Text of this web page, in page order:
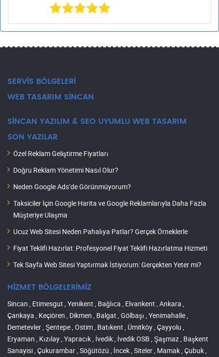
SERVİS BÖLGELERİ
WEB TASARIM SİNCAN
SİNCAN YAZILIM & SEO UYUMLU WEB TASARIM
SON YAZILAR
Özel Reklam Geliştirme Fiyatları
Doğru Reklam Yönetimi Nasıl Olur?
Neden Google Ads’de Görünmüyorum?
Taksiciler İçin Google Harita ve Google Reklamlarıyla Daha Fazla
Müşteriye Ulaşma
Ucuz Web Sitesi Neden Pahalıya Patlar? Gerçek Örneklerle
Fiyat Teklifi Hazırlat: Profesyonel Fiyat Teklifi Hazırlatma Hizmeti
Tek Sayfa Web Sitesi Yaptırmak İstiyorum: Gerçekten Yeter mi?
HİZMET BÖLGELERİMİZ
Sincan , Etimesgut , Yenikent , Bağlıca , Elvankent , Ankara ,
Çankaya , Keçiören , Dikmen , Balgat , Gölbaşı , Yenimahalle ,
Demetevler , Şentepe , Ostim , Batıkent , Ümitköy , Çayyolu ,
Eryaman , Kızılay , Yapracık , İvedik , İvedik OSB , Şaşmaz , Başkent
Sanayisi , Çukurambar , Söğütözü , İncek , Siteler , Mamak , Çubuk ,